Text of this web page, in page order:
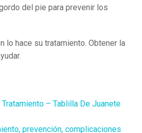
del pie para prevenir los
lo hace su tratamiento. Obtener la
– Tablilla De Juanete
prevención, complicaciones